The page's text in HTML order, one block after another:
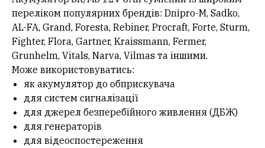
переліком популярних брендів: Dnipro-M, Sadko,
AL-FA, Grand, Foresta, Rebiner, Procraft, Forte, Sturm,
Fighter, Flora, Gartner, Kraissmann, Fermer,
Grunhelm, Vitals, Narva, Vilmas та іншими.
Може використовуватись:
як акумулятор до обприскувача
для систем сигналізації
для джерел безперебійного живлення (ДБЖ)
для генераторів
для відеоспостереження